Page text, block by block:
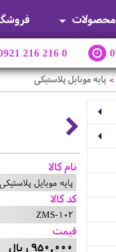
محصولات
216 216 0
> پایه موبایل پلاستیکی
نام کالا
پایه موبایل پلاستیکی
کد کالا
ZMS-102
قیمت
950,000 ریال